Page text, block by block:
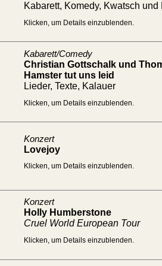
Kabarett, Komedy, Kwatsch und
Klicken, um Details einzublenden.
Kabarett/Comedy
Christian Gottschalk und
Hamster tut uns leid
Lieder, Texte, Kalauer
Klicken, um Details einzublenden.
Konzert
Lovejoy
Klicken, um Details einzublenden.
Konzert
Holly Humberstone
Cruel World European Tour
Klicken, um Details einzublenden.